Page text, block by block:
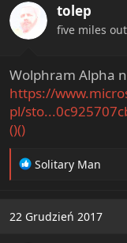
tolep
five miles out
Wolphram Alpha
https://
pl/
()()
R
t
Solitary Man
22 Grudzień 2017